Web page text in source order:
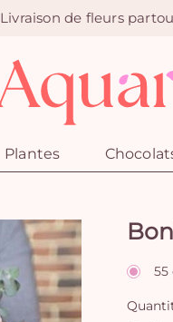
Livraison de fleurs
Plantes
55